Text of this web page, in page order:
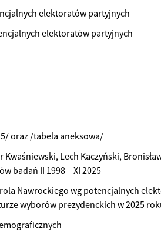
elektoratów partyjnych
elektoratów partyjnych
oraz /tabela aneksowa/
Lech Kaczyński,
badań II 1998 – XI 2025
Nawrockiego wg potencjalnych
wyborów prezydenckich w 2025